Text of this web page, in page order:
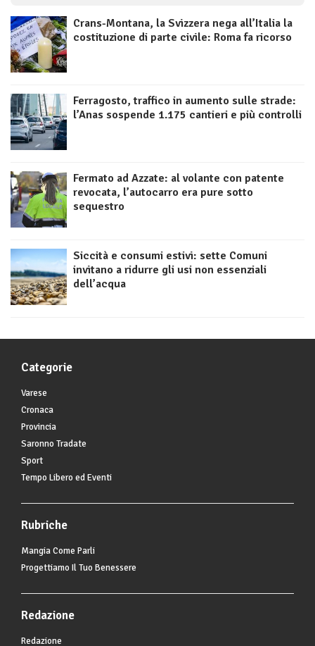
Crans-Montana, la Svizzera nega all’Italia la
costituzione di parte civile: Roma fa ricorso
Ferragosto, traffico in aumento sulle strade:
l’Anas sospende 1.175 cantieri e più controlli
Fermato ad Azzate: al volante con patente
revocata, l’autocarro era pure sotto
sequestro
Siccità e consumi estivi: sette Comuni
invitano a ridurre gli usi non essenziali
dell’acqua
Categorie
Varese
Cronaca
Provincia
Saronno Tradate
Sport
Tempo Libero ed Eventi
Rubriche
Mangia Come Parli
Progettiamo Il Tuo Benessere
Redazione
Redazione